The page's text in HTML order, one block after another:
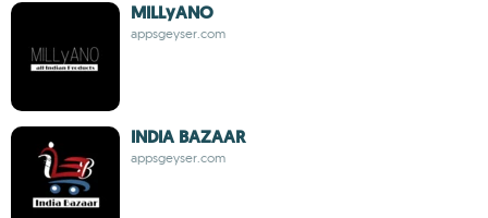
MILLyANO
appsgeyser.com
INDIA BAZAAR
appsgeyser.com